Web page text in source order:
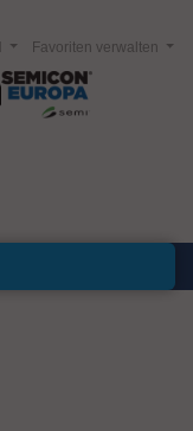
Favoriten verwalten